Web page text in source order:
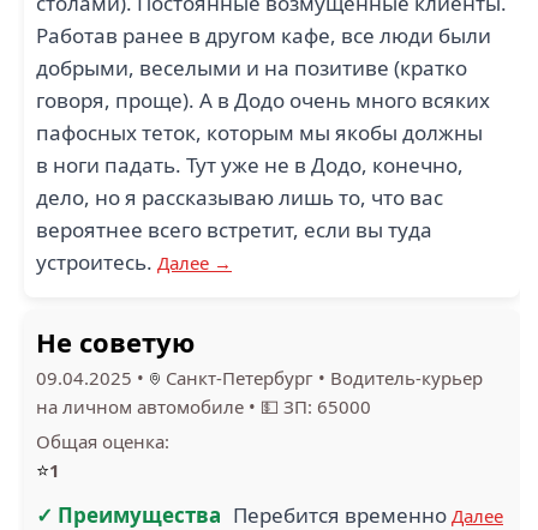
Работав ранее в другом кафе, все люди были
добрыми, веселыми и на позитиве (кратко
говоря, проще). А в Додо очень много всяких
пафосных теток, которым мы якобы должны
в ноги падать. Тут уже не в Додо, конечно,
дело, но я рассказываю лишь то, что вас
вероятнее всего встретит, если вы туда
устроитесь. Далее →
Не советую
09.04.2025 • Санкт-Петербург • Водитель-курьер
на личном автомобиле • 💵 ЗП: 65000
Общая оценка:
⭐1
✓ Преимущества Перебится временно Далее